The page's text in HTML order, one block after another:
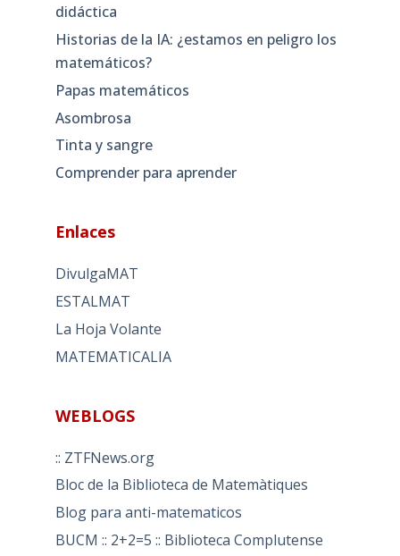
didáctica
Historias de la IA: ¿estamos en peligro los
matemáticos?
Papas matemáticos
Asombrosa
Tinta y sangre
Comprender para aprender
Enlaces
DivulgaMAT
ESTALMAT
La Hoja Volante
MATEMATICALIA
WEBLOGS
:: ZTFNews.org
Bloc de la Biblioteca de Matemàtiques
Blog para anti-matematicos
BUCM :: 2+2=5 :: Biblioteca Complutense